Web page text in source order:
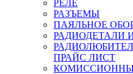
РЕЛЕ
РАЗЪЕМЫ
ПАЯЛЬНОЕ
РАДИОДЕТАЛИ
ПРАЙС ЛИСТ